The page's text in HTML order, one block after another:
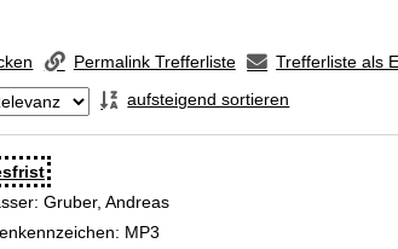
Permalink Trefferliste Trefferliste als
aufsteigend sortieren
Gruber, Andreas
MP3